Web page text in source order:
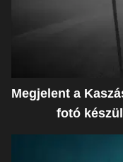
Megjelent a
fotó